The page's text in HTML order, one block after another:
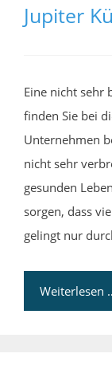
Jupiter
Eine nicht sehr
finden Sie bei
Unternehmen
nicht sehr
gesunden
sorgen, dass
gelingt nur
Weiterlesen